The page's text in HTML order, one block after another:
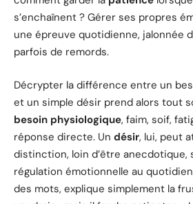
s’enchaînent ? Gérer ses propres
une épreuve quotidienne, jalonnée
parfois de remords.
Décrypter la différence entre un
et un simple désir prend alors tout
besoin physiologique, faim, soif,
réponse directe. Un désir, lui, peut
distinction, loin d’être anecdotique,
régulation émotionnelle au
des mots, explique simplement la